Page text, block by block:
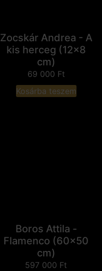
Zocskár Andrea - A
kis herceg (12x8
cm)
69 000 Ft
Kosárba teszem
Boros Attila -
Flamenco (60x50
cm)
597 000 Ft